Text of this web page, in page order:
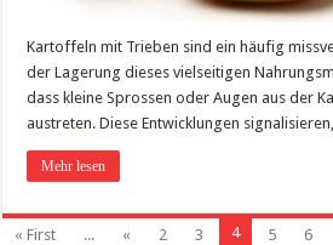
Kartoffeln mit Trieben sind ein häufig
der Lagerung dieses vielseitigen
dass kleine Sprossen oder Augen aus der
austreten. Diese Entwicklungen
Mehr lesen
« First ... « 2 3 4 5 6